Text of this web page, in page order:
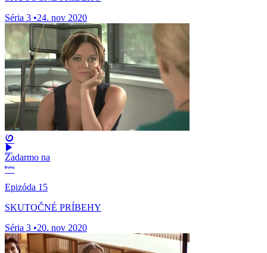
Séria 3 •24. nov 2020
Zadarmo na
Epizóda 15
SKUTOČNÉ PRÍBEHY
Séria 3 •20. nov 2020